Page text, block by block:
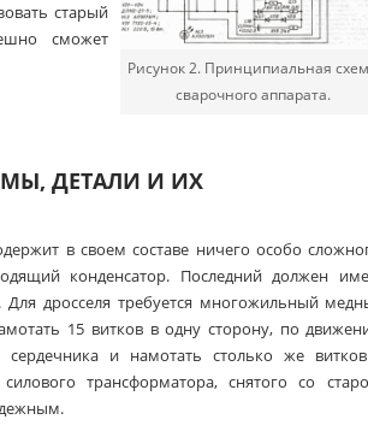
Рисунок 2. Принципиальная
сварочного аппарата.
старый
сможет
ДЕТАЛИ И ИХ
в своем составе ничего особо
конденсатор. Последний должен
дросселя требуется многожильный
15 витков в одну сторону, по
сердечника и намотать столько же
трансформатора, снятого со